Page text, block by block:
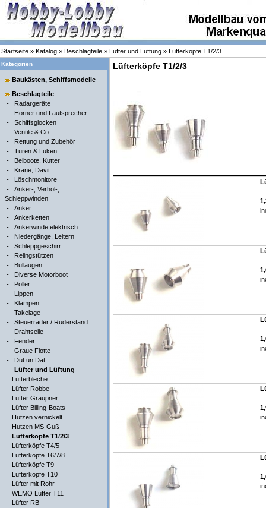
Startseite » Katalog » Beschlagteile » Lüfter und Lüftung » Lüfterköpfe T1/2/3
Kategorien
Baukästen, Schiffsmodelle
Beschlagteile
- Radargeräte
- Hörner und Lautsprecher
- Schiffsglocken
- Ventile & Co
- Rettung und Zubehör
- Türen & Luken
- Beiboote, Kutter
- Kräne, Davit
- Löschmonitore
- Anker-, Verhol-,
Schleppwinden
- Anker
- Ankerketten
- Ankerwinde elektrisch
- Niedergänge, Leitern
- Schleppgeschirr
- Relingstützen
- Bullaugen
- Diverse Motorboot
- Poller
- Lippen
- Klampen
- Takelage
- Steuerräder / Ruderstand
- Drahtseile
- Fender
- Graue Flotte
- Düt un Dat
- Lüfter und Lüftung
Lüfterbleche
Lüfter Robbe
Lüfter Graupner
Lüfter Billing-Boats
Hutzen vernickelt
Hutzen MS-Guß
Lüfterköpfe T1/2/3
Lüfterköpfe T4/5
Lüfterköpfe T6/7/8
Lüfterköpfe T9
Lüfterköpfe T10
Lüfter mit Rohr
WEMO Lüfter T11
Lüfter RB
Lüfterköpfe T1/2/3